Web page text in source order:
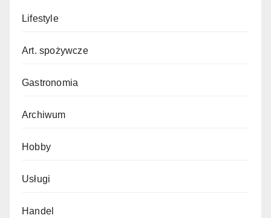
Lifestyle
Art. spożywcze
Gastronomia
Archiwum
Hobby
Usługi
Handel